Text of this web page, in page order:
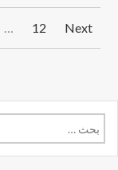
o
s
p
a
g
… 12 Next
ل
ب